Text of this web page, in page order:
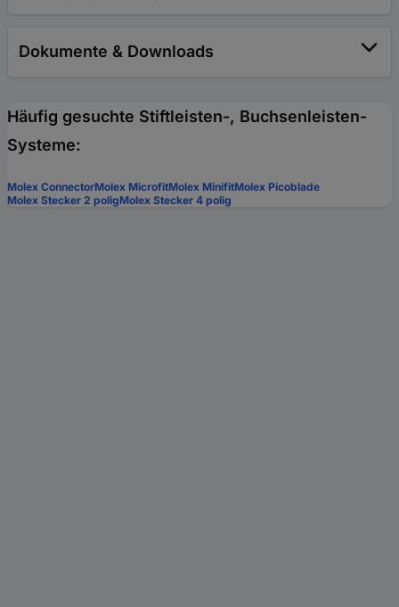
Dokumente & Downloads
Häufig gesuchte Stiftleisten-, Buchsenleisten-
Systeme:
Molex ConnectorMolex MicrofitMolex MinifitMolex Picoblade
Molex Stecker 2 poligMolex Stecker 4 polig